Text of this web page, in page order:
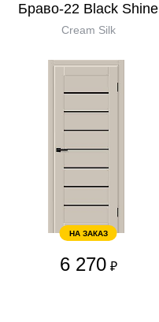
Браво-22 Black Shine
Cream Silk
НА ЗАКАЗ
6 270 ₽